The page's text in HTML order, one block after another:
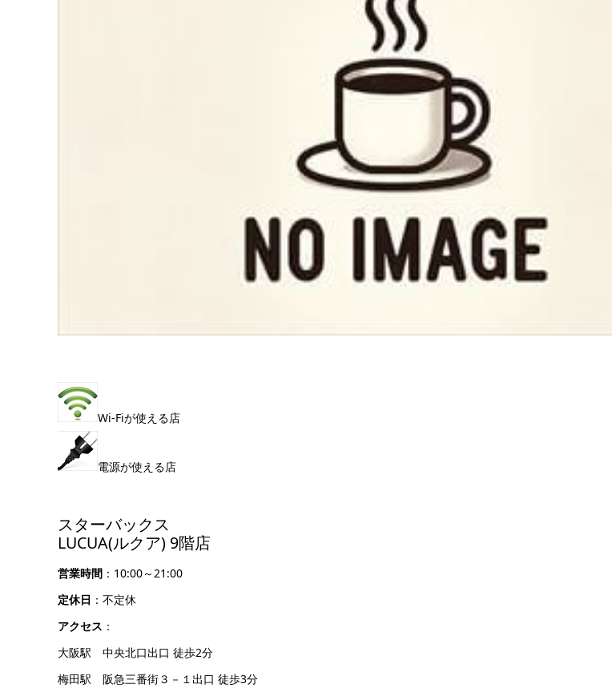
Wi-Fiが使える店
電源が使える店
スターバックス
LUCUA(ルクア) 9階店
営業時間 ：10:00～21:00
定休日 ：不定休
アクセス ：
大阪駅 中央北口出口 徒歩2分
梅田駅 阪急三番街３－１出口 徒歩3分